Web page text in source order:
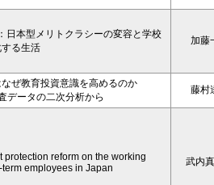
日本型メリトクラシーの変容と学校
る生活
加藤
ぜ教育投資意識を高めるのか
データの二次分析から
藤村
protection reform on the working
employees in Japan
武内